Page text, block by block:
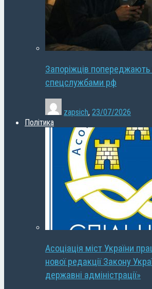
Запоріжців
спецслужбами рф
zapsich, 23/07/2026
Політика
Асоціація міст України
нової редакції Закону
державні адміністрації»